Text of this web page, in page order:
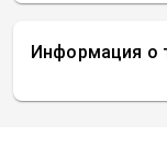
Информация о